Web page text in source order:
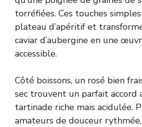
torréfiées. Ces touches
plateau d’apéritif et
caviar d’aubergine en une
accessible.
Côté boissons, un rosé bien
sec trouvent un parfait accord
tartinade riche mais acidulée.
amateurs de douceur